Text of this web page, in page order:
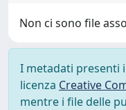
Non ci sono file
I metadati presenti
licenza Creative
mentre i file delle